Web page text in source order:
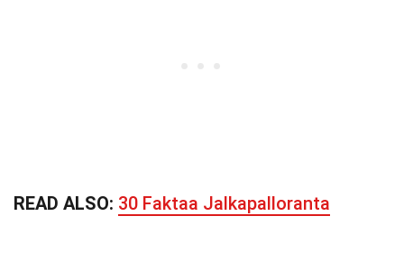
READ ALSO: 30 Faktaa Jalkapalloranta